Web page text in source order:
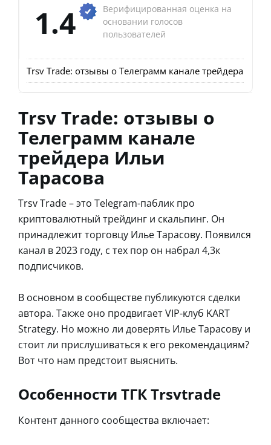
1.4
Верифицированная оценка на
основании голосов
пользователей
Trsv Trade: отзывы о Телеграмм канале трейдера Ильи
Trsv Trade: отзывы о
Телеграмм канале
трейдера Ильи
Тарасова
Trsv Trade – это Telegram-паблик про
криптовалютный трейдинг и скальпинг. Он
принадлежит торговцу Илье Тарасову. Появился
канал в 2023 году, с тех пор он набрал 4,3к
подписчиков.
В основном в сообществе публикуются сделки
автора. Также оно продвигает VIP-клуб KART
Strategy. Но можно ли доверять Илье Тарасову и
стоит ли прислушиваться к его рекомендациям?
Вот что нам предстоит выяснить.
Особенности ТГК Trsvtrade
Контент данного сообщества включает: